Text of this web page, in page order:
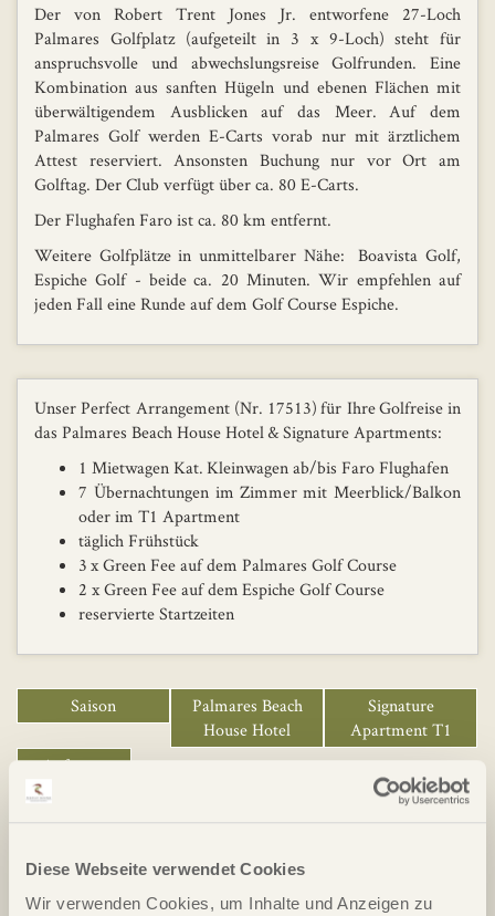
Diese Webseite verwendet Cookies
Wir verwenden Cookies, um Inhalte und Anzeigen zu
Der von Robert Trent Jones Jr. entworfene 27-Loch
Palmares Golfplatz (aufgeteilt in 3 x 9-Loch) steht für
anspruchsvolle und abwechslungsreise Golfrunden. Eine
Kombination aus sanften Hügeln und ebenen Flächen mit
überwältigendem Ausblicken auf das Meer. Auf dem
Palmares Golf werden E-Carts vorab nur mit ärztlichem
Attest reserviert. Ansonsten Buchung nur vor Ort am
Golftag. Der Club verfügt über ca. 80 E-Carts.
Der Flughafen Faro ist ca. 80 km entfernt.
Weitere Golfplätze in unmittelbarer Nähe: Boavista Golf,
Espiche Golf - beide ca. 20 Minuten. Wir empfehlen auf
jeden Fall eine Runde auf dem Golf Course Espiche.
Unser Perfect Arrangement (Nr. 17513) für Ihre Golfreise in
das Palmares Beach House Hotel & Signature Apartments:
1 Mietwagen Kat. Kleinwagen ab/bis Faro Flughafen
7 Übernachtungen im Zimmer mit Meerblick/Balkon
oder im T1 Apartment
täglich Frühstück
3 x Green Fee auf dem Palmares Golf Course
2 x Green Fee auf dem Espiche Golf Course
reservierte Startzeiten
Saison
Palmares Beach
House Hotel
Signature
Apartment T1
Anfragen